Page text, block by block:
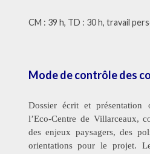
CM : 39 h, TD : 30 h, travail
Mode de contrôle des
Dossier écrit et présentation
l’Eco-Centre de Villarceaux,
des enjeux paysagers, des
orientations pour le projet.